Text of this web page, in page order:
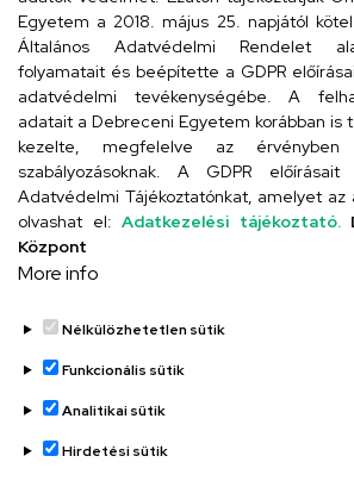
4024 Debrecen, Kossuth
Szervezeti
UD telefonkönyv
Adatvédelem
Adatvédelem
Egyetem a 2018. május 25. napjától
Általános Adatvédelmi Rendelet
folyamatait és beépítette a GDPR
adatvédelmi tevékenységébe. A
adatait a Debreceni Egyetem korábban is
kezelte, megfelelve az érvényben
szabályozásoknak. A GDPR
Adatvédelmi Tájékoztatónkat, amelyet az
olvashat el: Adatkezelési tájékoztató.
Központ
More info
Nélkülözhetetlen sütik
Funkcionális sütik
Analitikai sütik
Hirdetési sütik